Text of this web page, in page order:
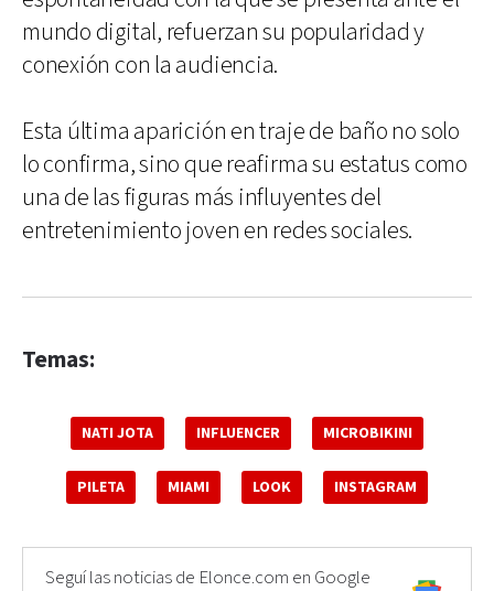
mundo digital, refuerzan su popularidad y
conexión con la audiencia.
Esta última aparición en traje de baño no solo
lo confirma, sino que reafirma su estatus como
una de las figuras más influyentes del
entretenimiento joven en redes sociales.
Temas:
NATI JOTA INFLUENCER MICROBIKINI
PILETA MIAMI LOOK INSTAGRAM
Seguí las noticias de Elonce.com en Google